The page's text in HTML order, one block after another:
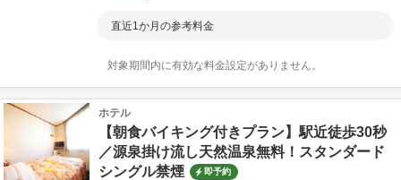
直近1か月の参考料金
対象期間内に有効な料金設定がありません。
ホテル
【朝食バイキング付きプラン】駅近徒歩30秒
／源泉掛け流し天然温泉無料！スタンダード
シングル禁煙
即予約